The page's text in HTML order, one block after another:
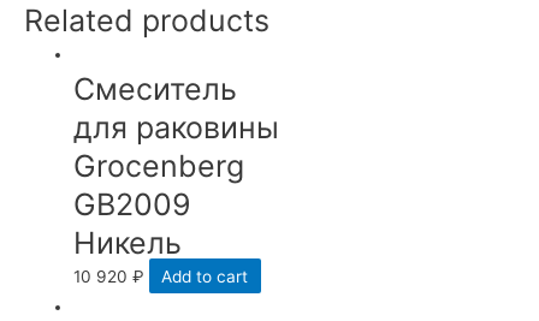
Related products
Cмеситель
для раковины
Grocenberg
GB2009
Никель
10 920₽ Add to cart